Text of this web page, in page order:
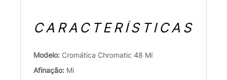
CARACTERÍSTICAS
Modelo: Cromática Chromatic 48 Mí
Afinação: Mi